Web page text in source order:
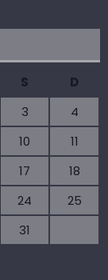
S
D
3
4
10
11
17
18
24
25
31